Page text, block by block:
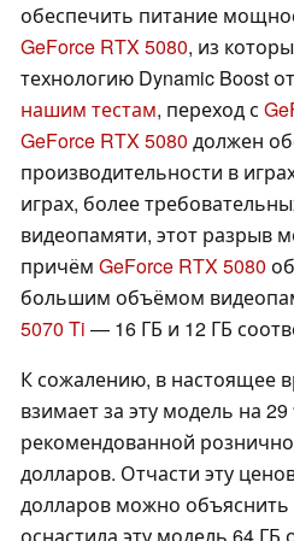
обеспечить питание
GeForce RTX 5080, из
технологию Dynamic Boost
нашим тестам, переход с
GeForce RTX 5080 должен
производительности в
играх, более
видеопамяти, этот разрыв
причём GeForce RTX 5080
большим объёмом
5070 Ti — 16 ГБ и 12 ГБ
К сожалению, в настоящее
взимает за эту модель на
рекомендованной
долларов. Отчасти эту
долларов можно объяснить